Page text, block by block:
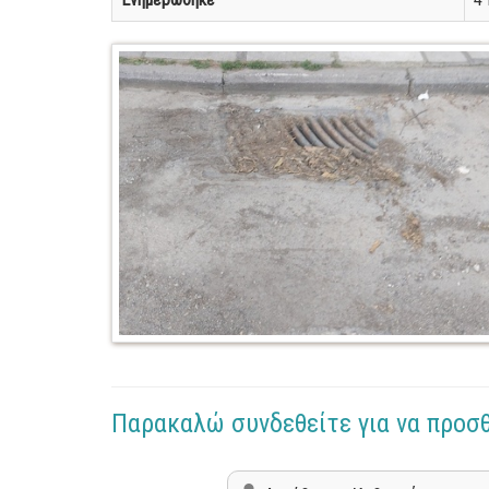
Παρακαλώ συνδεθείτε για να